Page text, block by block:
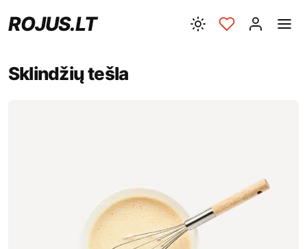
ROJUS.LT
Sklindžių tešla